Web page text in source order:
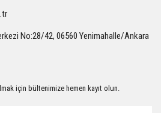
Gönder
No:28/42, 06560 Yenimahalle/Ankara
için bültenimize hemen kayıt olun.